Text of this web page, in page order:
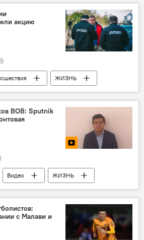
акцию
ЖИЗНЬ
Новости мира
карантин
ВОВ: Sputnik
Видео
ЖИЗНЬ
Новости
Россия
Победы
с Малави и